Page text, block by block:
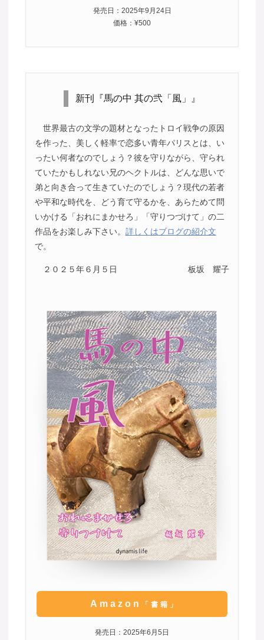
発売日：2025年9月24日
価格：¥500
新刊『馬の中 其の弐「風」』
世界最古の文学の題材となったトロイ戦争の原因
を作った、美しく軽率で恋多い青年パリスとは、い
ったい何者なのでしょう？彼を守りながら、守られ
ていたかもしれない兄のヘクトルは、どんな思いで
弟と向き合って生きていたのでしょう？現代の若者
や平和な時代を、どう育て守るかを、あらためて問
いかける「おれにまかせろ」「守りつづけて」の二
作品をお楽しみ下さい。 詳しくはブログの紹介文
で。
２０２５年６月５日 板坂 耀子
Amazon 「書籍」
発売日：2025年6月5日